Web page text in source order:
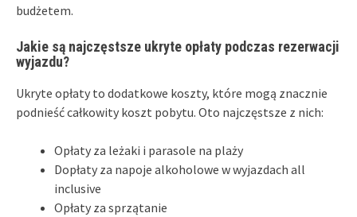
budżetem.
Jakie są najczęstsze ukryte opłaty podczas rezerwacji
wyjazdu?
Ukryte opłaty to dodatkowe koszty, które mogą znacznie
podnieść całkowity koszt pobytu. Oto najczęstsze z nich:
Opłaty za leżaki i parasole na plaży
Dopłaty za napoje alkoholowe w wyjazdach all
inclusive
Opłaty za sprzątanie